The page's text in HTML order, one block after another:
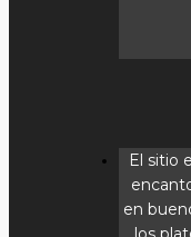
El sitio
en